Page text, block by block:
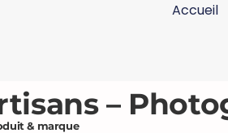
Accueil
–
& marque